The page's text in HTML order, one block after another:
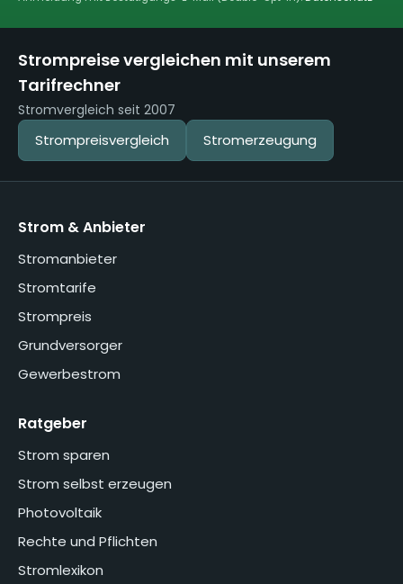
Strompreise vergleichen mit unserem
Tarifrechner
Stromvergleich seit 2007
Strompreisvergleich Stromerzeugung
Strom & Anbieter
Stromanbieter
Stromtarife
Strompreis
Grundversorger
Gewerbestrom
Ratgeber
Strom sparen
Strom selbst erzeugen
Photovoltaik
Rechte und Pflichten
Stromlexikon